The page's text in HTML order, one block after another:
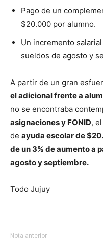
Pago de un
$20.000 por alumno.
Un incremento
sueldos de agosto y
A partir de un gran
el adicional frente a
no se encontraba
asignaciones y FONID,
de ayuda escolar de
de un 3% de aumento a
agosto y septiembre.
Todo Jujuy
Nota anterior